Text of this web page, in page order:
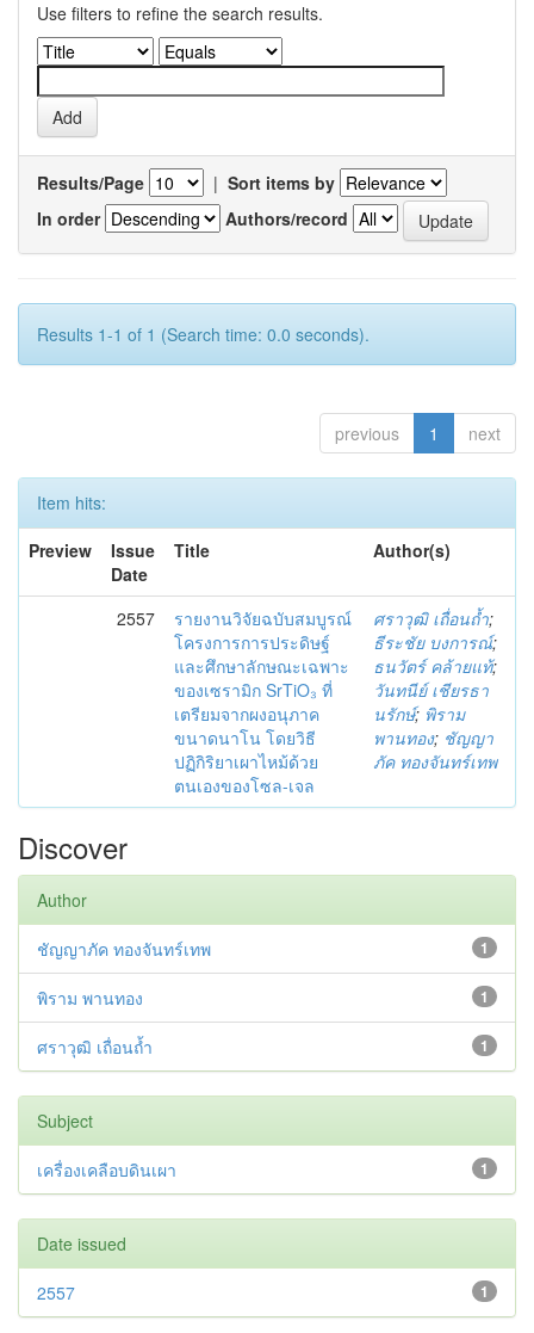
Use filters to refine the search results.
Results/Page | Sort items by
In order
Authors/record
Results 1-1 of 1 (Search time: 0.0 seconds).
previous 1 next
Item hits:
Preview
Issue
Date
Title Author(s)
2557
รายงานวิจัยฉบับสมบูรณ์
โครงการการประดิษฐ์
และศึกษาลักษณะเฉพาะ
ของเซรามิก SrTiO₃ ที่
เตรียมจากผงอนุภาค
ขนาดนาโน โดยวิธี
ปฏิกิริยาเผาไหม้ด้วย
ตนเองของโซล-เจล
ศราวุฒิ เถื่อนถ้ำ;
ธีระชัย บงการณ์;
ธนวัตร์ คล้ายแท้;
วันทนีย์ เชียรธา
นรักษ์; พิราม
พานทอง; ชัญญา
ภัค ทองจันทร์เทพ
Discover
Author
1
ชัญญาภัค ทองจันทร์เทพ
1
พิราม พานทอง
1
ศราวุฒิ เถื่อนถ้ำ
Subject
1
เครื่องเคลือบดินเผา
Date issued
1
2557